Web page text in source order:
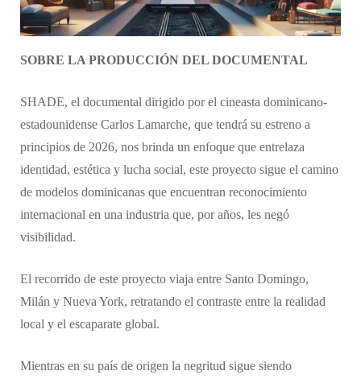
SOBRE LA PRODUCCIÓN DEL DOCUMENTAL
SHADE, el documental dirigido por el cineasta dominicano-
estadounidense Carlos Lamarche, que tendrá su estreno a
principios de 2026, nos brinda un enfoque que entrelaza
identidad, estética y lucha social, este proyecto sigue el camino
de modelos dominicanas que encuentran reconocimiento
internacional en una industria que, por años, les negó
visibilidad.
El recorrido de este proyecto viaja entre Santo Domingo,
Milán y Nueva York, retratando el contraste entre la realidad
local y el escaparate global.
Mientras en su país de origen la negritud sigue siendo